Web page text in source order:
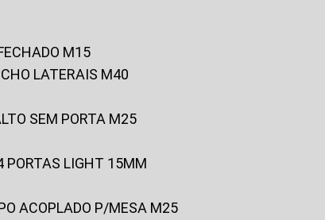
M15
LATERAIS M40
SEM PORTA M25
PORTAS LIGHT 15MM
ACOPLADO P/MESA M25